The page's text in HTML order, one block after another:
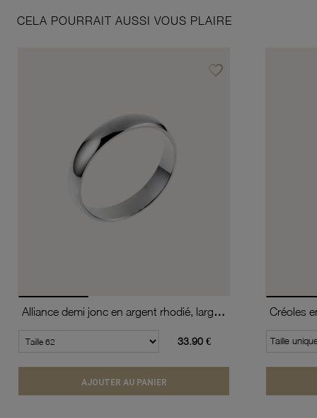
CELA POURRAIT AUSSI VOUS PLAIRE
favorite_borderAjouter à vos favoris
Alliance demi jonc en argent rhodié, largeur 4mm
33.90 €
AJOUTER AU PANIER
Taille